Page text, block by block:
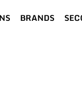
BRANDS